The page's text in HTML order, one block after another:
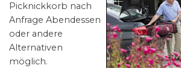
Picknickkorb nach
Anfrage Abendessen
oder andere
Alternativen
möglich.